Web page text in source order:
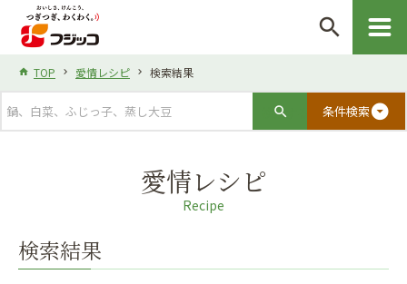
search
TOP 愛情レシピ 検索結果
条件検索arrow_drop_down_circle
愛情レシピ
Recipe
検索結果